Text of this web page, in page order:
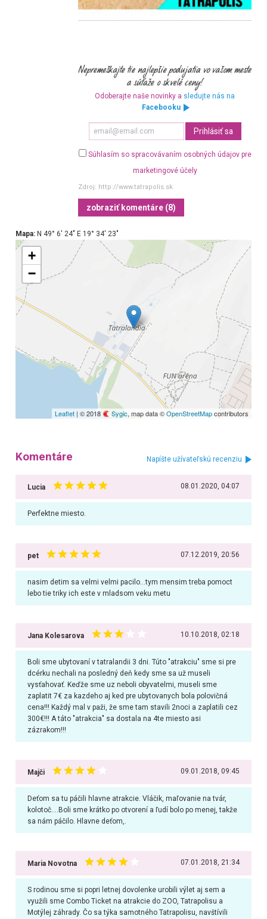
Odoberajte naše novinky a sledujte nás na
Facebooku
Súhlasím so spracovávaním osobných údajov pre
marketingové účely
Zdroj: http://www.tatrapolis.sk
zobraziť komentáre (8)
Mapa:N 49° 6′ 24″ E 19° 34′ 23″
+
−
Leaflet | © 2018 Sygic, map data ©OpenStreetMapcontributors
Komentáre Napíšte užívateľskú recenziu
Lucia 08.01.2020, 04:07
Perfektne miesto.
pet 07.12.2019, 20:56
nasim detim sa velmi velmi pacilo...tym mensim treba pomoct
lebo tie triky ich este v mladsom veku metu
Jana Kolesarova 10.10.2018, 02:18
Boli sme ubytovaní v tatralandii 3 dni. Túto "atrakciu" sme si pre
dcérku nechali na posledný deň kedy sme sa už museli
vysťahovať. Keďže sme uz neboli obyvatelmi, museli sme
zaplatit 7€ za kazdeho aj ked pre ubytovanych bola polovičná
cena!!! Každý mal v paži, že sme tam stavili 2noci a zaplatili cez
300€!!! A táto "atrakcia" sa dostala na 4te miesto asi
zázrakom!!!
Majči 09.01.2018, 09:45
Deťom sa tu páčili hlavne atrakcie. Vláčik, maľovanie na tvár,
kolotoč....Boli sme krátko po otvorení a ľudí bolo po menej, takže
sa nám páčilo. Hlavne deťom,.
Maria Novotna 07.01.2018, 21:34
S rodinou sme si popri letnej dovolenke urobili výlet aj sem a
využili sme Combo Ticket na atrakcie do ZOO, Tatrapolisu a
Motýlej záhrady. Čo sa týka samotného Tatrapolisu, navštívili